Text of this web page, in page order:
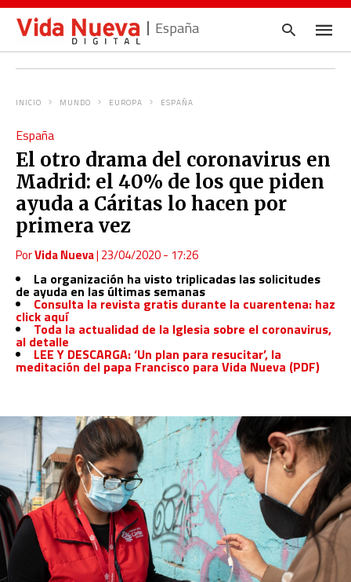
España
y
pulsa
en
INICIO MUNDO EUROPA ESPAÑA
España
El otro drama del coronavirus en
Madrid: el 40% de los que piden
ayuda a Cáritas lo hacen por
primera vez
PorVida Nueva| 23/04/2020 - 17:26
La organización ha visto triplicadas las solicitudes
de ayuda en las últimas semanas
Consulta la revista gratis durante la cuarentena: haz
click aquí
Toda la actualidad de la Iglesia sobre el coronavirus,
al detalle
LEE Y DESCARGA: ‘Un plan para resucitar’, la
meditación del papa Francisco para Vida Nueva (PDF)